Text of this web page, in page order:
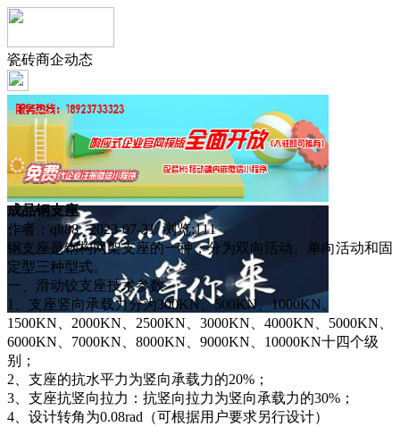
瓷砖商企动态
成品钢支座
作者：qlt88 2023-07-31 浏览:111
钢支座是钢构网架支座的一种，分为双向活动、单向活动和固
定型三种型式。
一、滑动铰支座技术参数
1、支座竖向承载力分为300KN、500KN、1000KN、
1500KN、2000KN、2500KN、3000KN、4000KN、5000KN、
6000KN、7000KN、8000KN、9000KN、10000KN十四个级
别；
2、支座的抗水平力为竖向承载力的20%；
3、支座抗竖向拉力：抗竖向拉力为竖向承载力的30%；
4、设计转角为0.08rad（可根据用户要求另行设计）